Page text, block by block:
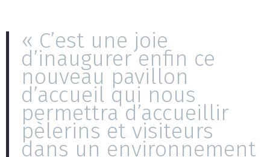
« C’est une joie
d’inaugurer enfin ce
nouveau pavillon
d’accueil qui nous
permettra d’accueillir
pèlerins et visiteurs
dans un environnement